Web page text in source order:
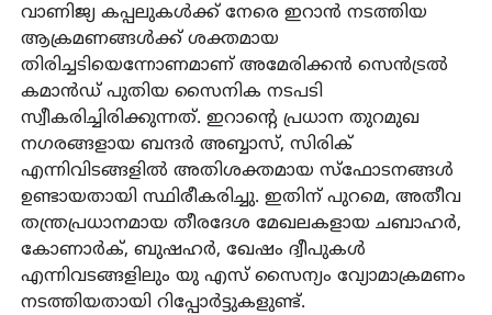
വാണിജ്യ കപ്പലുകള്‍ക്ക് നേരെ ഇറാന്‍ നടത്തിയ
ആക്രമണങ്ങള്‍ക്ക് ശക്തമായ
തിരിച്ചടിയെന്നോണമാണ് അമേരിക്കന്‍ സെന്‍ട്രല്‍
കമാന്‍ഡ് പുതിയ സൈനിക നടപടി
സ്വീകരിച്ചിരിക്കുന്നത്. ഇറാന്റെ പ്രധാന തുറമുഖ
നഗരങ്ങളായ ബന്ദര്‍ അബ്ബാസ്, സിരിക്
എന്നിവിടങ്ങളില്‍ അതിശക്തമായ സ്‌ഫോടനങ്ങള്‍
ഉണ്ടായതായി സ്ഥിരീകരിച്ചു. ഇതിന് പുറമെ, അതീവ
തന്ത്രപ്രധാനമായ തീരദേശ മേഖലകളായ ചബാഹര്‍,
കോണാര്‍ക്, ബുഷഹര്‍, ഖേഷം ദ്വീപുകള്‍
എന്നിവടങ്ങളിലും യു എസ് സൈന്യം വ്യോമാക്രമണം
നടത്തിയതായി റിപ്പോര്‍ട്ടുകളുണ്ട്.